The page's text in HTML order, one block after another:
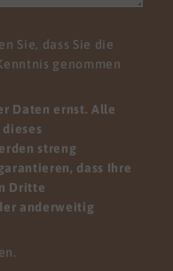
Sie, dass Sie die
genommen
Daten ernst. Alle
streng
dass Ihre
Dritte
anderweitig